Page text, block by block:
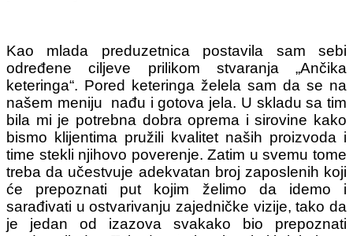
Kao mlada preduzetnica postavila sam sebi
određene ciljeve prilikom stvaranja „Ančika
keteringa“. Pored keteringa želela sam da se na
našem meniju nađu i gotova jela. U skladu sa tim
bila mi je potrebna dobra oprema i sirovine kako
bismo klijentima pružili kvalitet naših proizvoda i
time stekli njihovo poverenje. Zatim u svemu tome
treba da učestvuje adekvatan broj zaposlenih koji
će prepoznati put kojim želimo da idemo i
sarađivati u ostvarivanju zajedničke vizije, tako da
je jedan od izazova svakako bio prepoznati